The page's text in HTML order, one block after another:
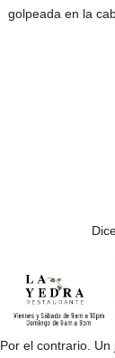
golpeada en la
Por el contrario.